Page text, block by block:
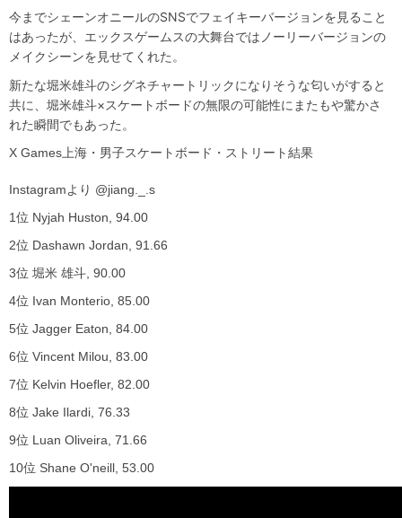
今までシェーンオニールのSNSでフェイキーバージョンを見ること
はあったが、エックスゲームスの大舞台ではノーリーバージョンの
メイクシーンを見せてくれた。
新たな堀米雄斗のシグネチャートリックになりそうな匂いがすると
共に、堀米雄斗×スケートボードの無限の可能性にまたもや驚かさ
れた瞬間でもあった。
X Games上海・男子スケートボード・ストリート結果
Instagramより @jiang._.s
1位 Nyjah Huston, 94.00
2位 Dashawn Jordan, 91.66
3位 堀米 雄斗, 90.00
4位 Ivan Monterio, 85.00
5位 Jagger Eaton, 84.00
6位 Vincent Milou, 83.00
7位 Kelvin Hoefler, 82.00
8位 Jake Ilardi, 76.33
9位 Luan Oliveira, 71.66
10位 Shane O'neill, 53.00